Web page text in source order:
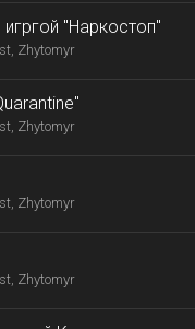
"Наркостоп"
Zhytomyr
Zhytomyr
Zhytomyr
Zhytomyr